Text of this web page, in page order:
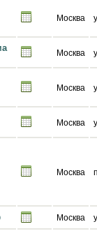
Москва
Москва
Москва
Москва
Москва
Москва